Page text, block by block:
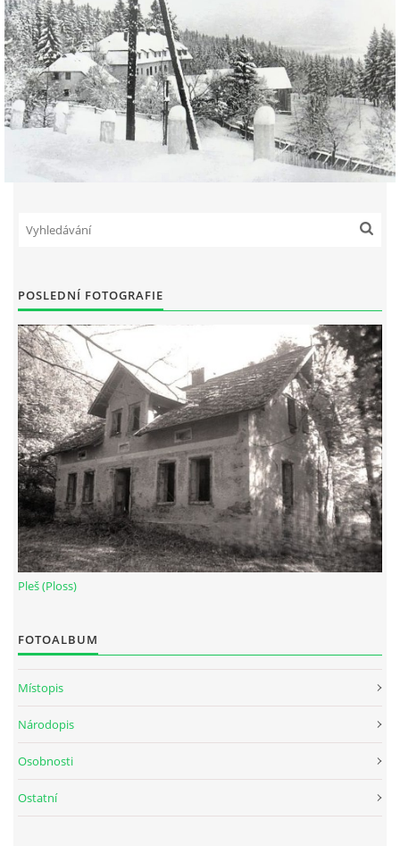
POSLEDNÍ FOTOGRAFIE
Pleš (Ploss)
FOTOALBUM
Místopis
Národopis
Osobnosti
Ostatní